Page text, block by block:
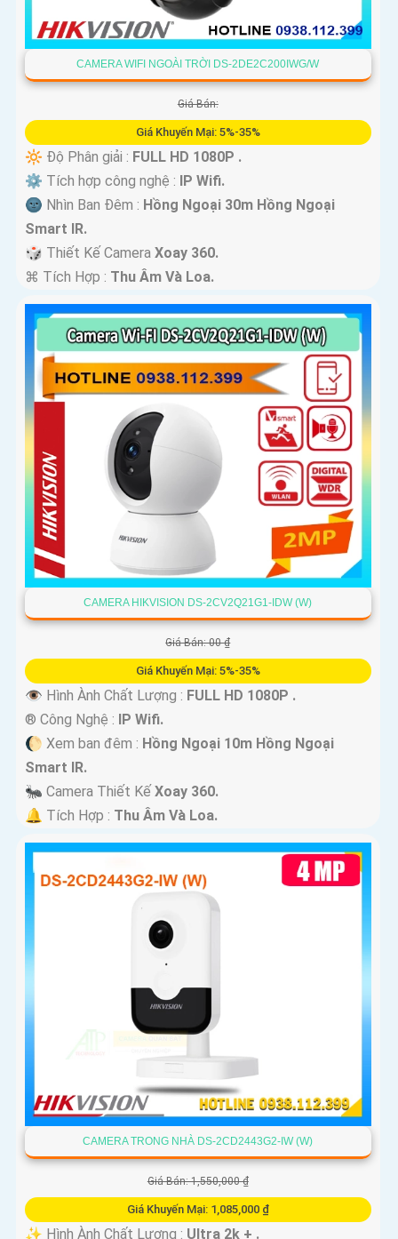
CAMERA WIFI NGOÀI TRỜI DS-2DE2C200IWG/W
Giá Bán:
Giá Khuyến Mại: 5%-35%
🔆 Độ Phân giải : FULL HD 1080P .
⚙ Tích hợp công nghệ : IP Wifi.
🌚 Nhìn Ban Đêm : Hồng Ngoại 30m Hồng Ngoại
Smart IR.
🎲 Thiết Kế Camera Xoay 360.
️⌘ Tích Hợp : Thu Âm Và Loa.
CAMERA HIKVISION DS-2CV2Q21G1-IDW (W)
Giá Bán: 00 ₫
Giá Khuyến Mại: 5%-35%
👁 Hình Ành Chất Lượng : FULL HD 1080P .
®️ Công Nghệ : IP Wifi.
🌔 Xem ban đêm : Hồng Ngoại 10m Hồng Ngoại
Smart IR.
🐜 Camera Thiết Kế Xoay 360.
️🔔 Tích Hợp : Thu Âm Và Loa.
CAMERA TRONG NHÀ DS-2CD2443G2-IW (W)
Giá Bán: 1,550,000 ₫
Giá Khuyến Mại: 1,085,000 ₫
✨ Hình Ành Chất Lượng : Ultra 2k + .